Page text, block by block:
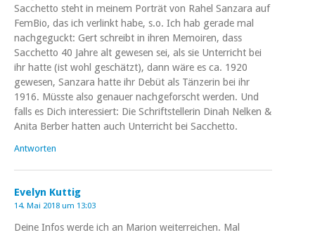
Sacchetto steht in meinem Porträt von Rahel Sanzara auf
FemBio, das ich verlinkt habe, s.o. Ich hab gerade mal
nachgeguckt: Gert schreibt in ihren Memoiren, dass
Sacchetto 40 Jahre alt gewesen sei, als sie Unterricht bei
ihr hatte (ist wohl geschätzt), dann wäre es ca. 1920
gewesen, Sanzara hatte ihr Debüt als Tänzerin bei ihr
1916. Müsste also genauer nachgeforscht werden. Und
falls es Dich interessiert: Die Schriftstellerin Dinah Nelken &
Anita Berber hatten auch Unterricht bei Sacchetto.
Antworten
Evelyn Kuttig
14. Mai 2018 um 13:03
Deine Infos werde ich an Marion weiterreichen. Mal